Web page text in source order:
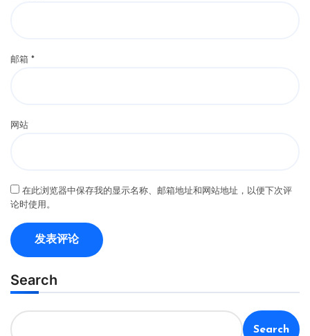
邮箱 *
网站
在此浏览器中保存我的显示名称、邮箱地址和网站地址，以便下次评
论时使用。
Search
Search